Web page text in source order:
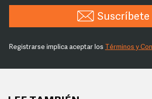
Suscríbete
Registrarse implica aceptar los Términos y